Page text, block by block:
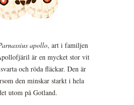
apollo, art i familjen
är en mycket stor vit
och röda fläckar. Den är
den minskar starkt i hela
utom på Gotland.